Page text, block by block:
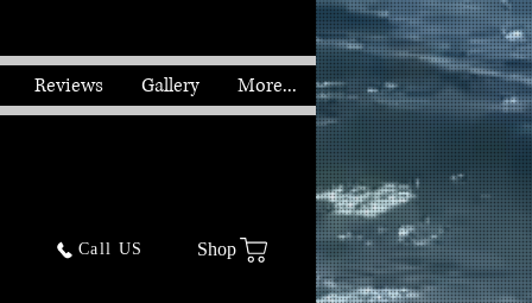
Reviews Gallery More...
Call US Shop